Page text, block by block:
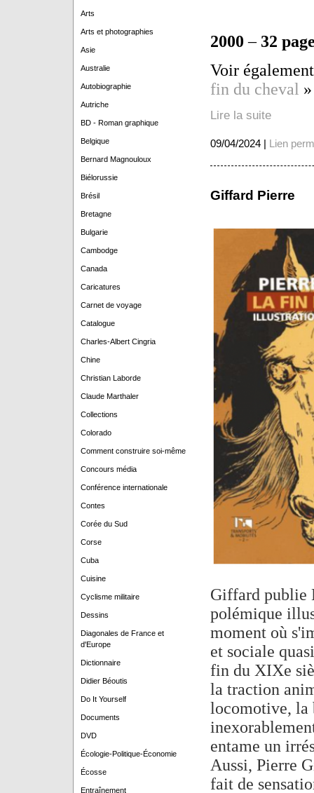
Arts
Arts et photographies
Asie
Australie
Autobiographie
Autriche
BD - Roman graphique
Belgique
Bernard Magnouloux
Biélorussie
Brésil
Bretagne
Bulgarie
Cambodge
Canada
Caricatures
Carnet de voyage
Catalogue
Charles-Albert Cingria
Chine
Christian Laborde
Claude Marthaler
Collections
Colorado
Comment construire soi-même
Concours média
Conférence internationale
Contes
Corée du Sud
Corse
Cuba
Cuisine
Cyclisme militaire
Dessins
Diagonales de France et
d'Europe
Dictionnaire
Didier Béoutis
Do It Yourself
Documents
DVD
Écologie-Politique-Économie
Écosse
Entraînement
2000 – 32
Voir
fin du cheval
Lire la suite
09/04/2024 | Lien
Giffard Pierre
Giffard publie
polémique
moment où
et sociale
fin du XIXe
la traction
locomotive, la
entame un
Aussi, Pierre
fait de